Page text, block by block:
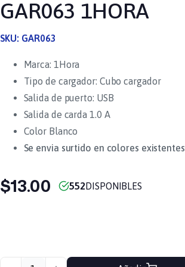
GAR063 1HORA
SKU: GAR063
Marca: 1Hora
Tipo de cargador: Cubo cargador
Salida de puerto: USB
Salida de carda 1.0 A
Color Blanco
Se envia surtido en colores existentes
$13.00 552DISPONIBLES